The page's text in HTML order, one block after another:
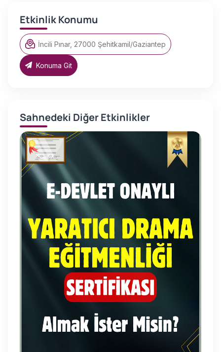
Etkinlik Konumu
İncili Pınar, 27000 Şehitkamil/Gaziantep
Konuma Git
Sahnedeki Diğer Etkinlikler